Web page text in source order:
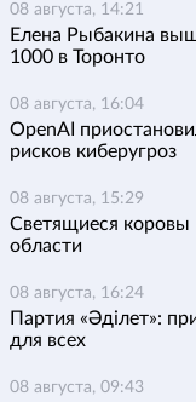
08 августа, 14:21
Елена Рыбакина
1000 в Торонто
08 августа, 16:04
OpenAI
рисков киберугроз
08 августа, 15:29
Светящиеся коровы
области
08 августа, 16:24
Партия «Әділет»:
для всех
08 августа, 09:43